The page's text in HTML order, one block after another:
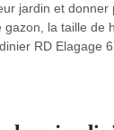
jardin et donner
la taille de
RD Elagage